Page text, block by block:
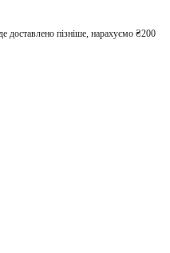
доставлено пізніше, нарахуємо ₴200